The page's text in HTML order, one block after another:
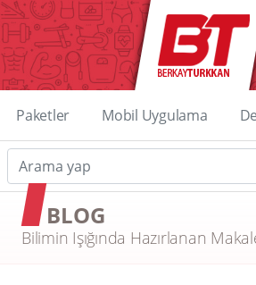
Paketler Mobil Uygulama
BLOG
Bilimin Işığında Hazırlanan